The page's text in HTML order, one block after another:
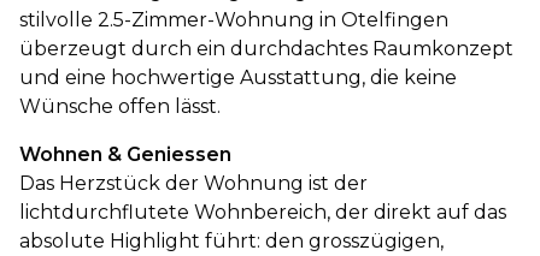
stilvolle 2.5-Zimmer-Wohnung in Otelfingen
überzeugt durch ein durchdachtes Raumkonzept
und eine hochwertige Ausstattung, die keine
Wünsche offen lässt.
Wohnen & Geniessen
Das Herzstück der Wohnung ist der
lichtdurchflutete Wohnbereich, der direkt auf das
absolute Highlight führt: den grosszügigen,